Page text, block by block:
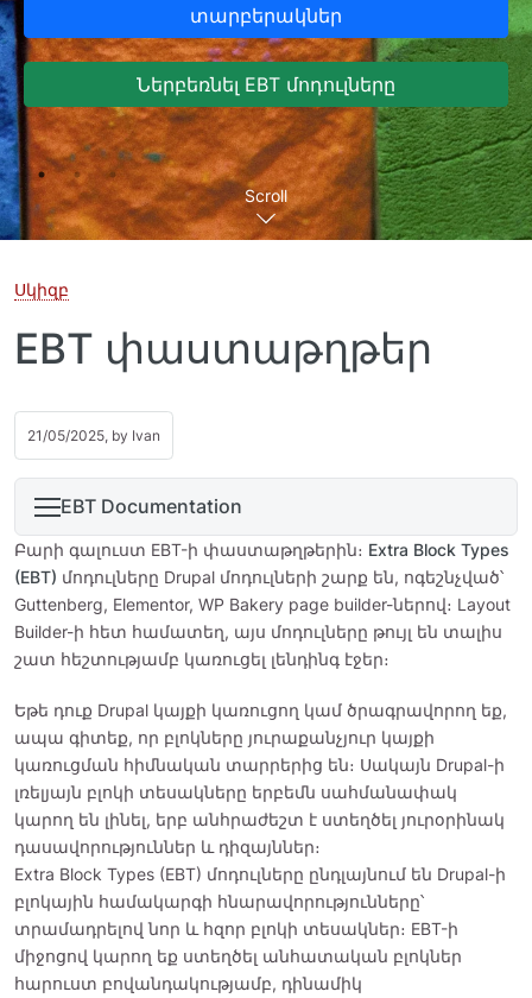
տարբերակներ
Ներբեռնել EBT մոդուլները
Scroll
Սկիզբ
EBT փաստաթղթեր
21/05/2025, by Ivan
EBT Documentation
Բարի գալուստ EBT-ի փաստաթղթերին։ Extra Block Types
(EBT) մոդուլները Drupal մոդուլների շարք են, ոգեշնչված՝
Guttenberg, Elementor, WP Bakery page builder-ներով։ Layout
Builder-ի հետ համատեղ, այս մոդուլները թույլ են տալիս
շատ հեշտությամբ կառուցել լենդինգ էջեր։
Եթե դուք Drupal կայքի կառուցող կամ ծրագրավորող եք,
ապա գիտեք, որ բլոկները յուրաքանչյուր կայքի
կառուցման հիմնական տարրերից են։ Սակայն Drupal-ի
լռելյայն բլոկի տեսակները երբեմն սահմանափակ
կարող են լինել, երբ անհրաժեշտ է ստեղծել յուրօրինակ
դասավորություններ և դիզայններ։
Extra Block Types (EBT) մոդուլները ընդլայնում են Drupal-ի
բլոկային համակարգի հնարավորությունները՝
տրամադրելով նոր և հզոր բլոկի տեսակներ։ EBT-ի
միջոցով կարող եք ստեղծել անհատական բլոկներ
հարուստ բովանդակությամբ, դինամիկ